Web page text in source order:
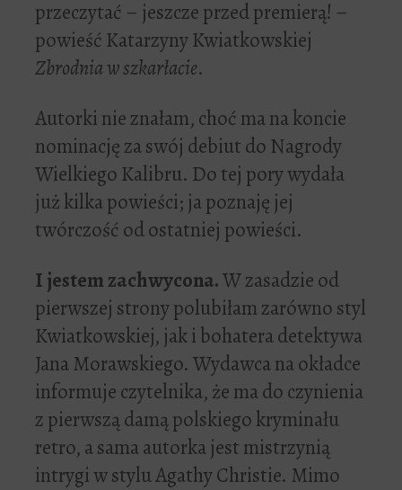
przeczytać – jeszcze przed premierą! –
powieść Katarzyny Kwiatkowskiej
Zbrodnia w szkarłacie.
Autorki nie znałam, choć ma na koncie
nominację za swój debiut do Nagrody
Wielkiego Kalibru. Do tej pory wydała
już kilka powieści; ja poznaję jej
twórczość od ostatniej powieści.
I jestem zachwycona.W zasadzie od
pierwszej strony polubiłam zarówno styl
Kwiatkowskiej, jak i bohatera detektywa
Jana Morawskiego. Wydawca na okładce
informuje czytelnika, że ma do czynienia
z pierwszą damą polskiego kryminału
retro, a sama autorka jest mistrzynią
intrygi w stylu Agathy Christie. Mimo